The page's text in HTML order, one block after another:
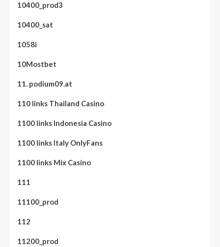
10400_prod3
10400_sat
1058i
10Mostbet
11. podium09.at
110 links Thailand Casino
1100 links Indonesia Casino
1100 links Italy OnlyFans
1100 links Mix Casino
111
11100_prod
112
11200_prod